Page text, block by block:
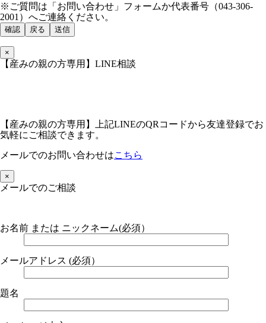
※ご質問は「お問い合わせ」フォームか代表番号（043-306-
2001）へご連絡ください。
×
【産みの親の方専用】LINE相談
【産みの親の方専用】上記LINEのQRコードから友達登録でお
気軽にご相談できます。
メールでのお問い合わせはこちら
×
メールでのご相談
お名前 または ニックネーム(必須）
メールアドレス (必須）
題名